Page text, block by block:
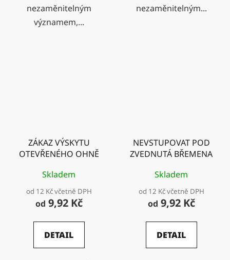
nezaměnitelným
významem,...
nezaměnitelným...
ZÁKAZ VÝSKYTU
OTEVŘENÉHO OHNĚ
Skladem
od 12 Kč včetně DPH
od 9,92 Kč
DETAIL
NEVSTUPOVAT POD
ZVEDNUTÁ BŘEMENA
Skladem
od 12 Kč včetně DPH
od 9,92 Kč
DETAIL